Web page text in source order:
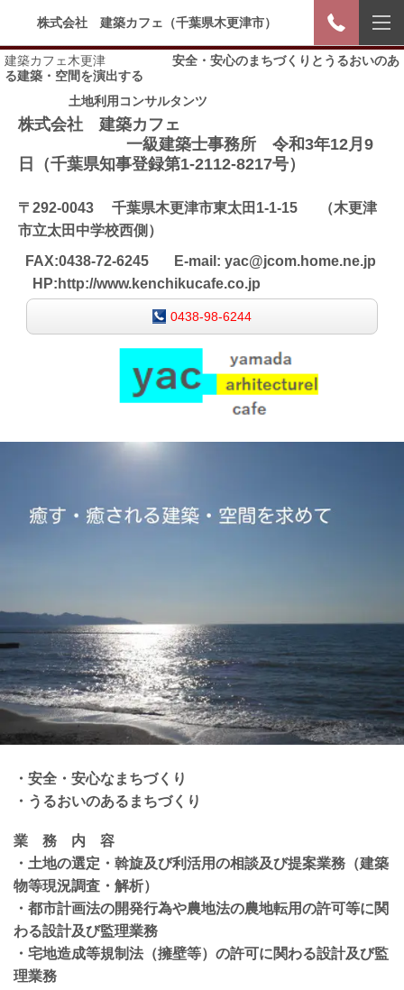
株式会社 建築カフェ（千葉県木更津市）
建築カフェ木更津 安全・安心のまちづくり とうるおいのあ
る建築・空間を演出する
土地利用コンサルタンツ
株式会社 建築カフェ
一級建築士事務所 令和3年12月9
日（千葉県知事登録第1-2112-8217号）
〒292-0043 千葉県木更津市東太田1-1-15 （木更津
市立太田中学校西側）
FAX:0438-72-6245
E-mail: yac@jcom.home.ne.jp
HP:http://www.kenchikucafe.co.jp
0438-98-6244
・安全・安心なまちづくり
・うるおいのあるまちづくり
業 務 内 容
・土地の選定・斡旋及び利活用の相談及び提案業務（建築
物等現況調査・解析）
・都市計画法の開発行為や農地法の農地転用の許可等に関
わる設計及び監理業務
・宅地造成等規制法（擁壁等）の許可に関わる設計及び監
理業務